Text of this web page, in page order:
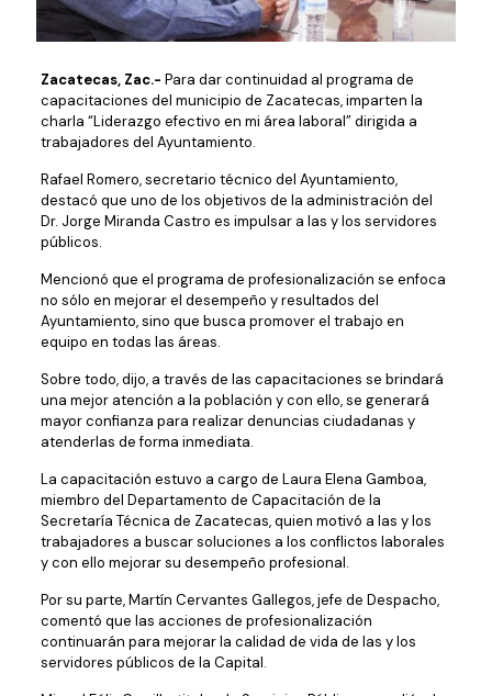
Zacatecas, Zac.- Para dar continuidad al programa de
capacitaciones del municipio de Zacatecas, imparten la
charla “Liderazgo efectivo en mi área laboral” dirigida a
trabajadores del Ayuntamiento.
Rafael Romero, secretario técnico del Ayuntamiento,
destacó que uno de los objetivos de la administración del
Dr. Jorge Miranda Castro es impulsar a las y los servidores
públicos.
Mencionó que el programa de profesionalización se enfoca
no sólo en mejorar el desempeño y resultados del
Ayuntamiento, sino que busca promover el trabajo en
equipo en todas las áreas.
Sobre todo, dijo, a través de las capacitaciones se brindará
una mejor atención a la población y con ello, se generará
mayor confianza para realizar denuncias ciudadanas y
atenderlas de forma inmediata.
La capacitación estuvo a cargo de Laura Elena Gamboa,
miembro del Departamento de Capacitación de la
Secretaría Técnica de Zacatecas, quien motivó a las y los
trabajadores a buscar soluciones a los conflictos laborales
y con ello mejorar su desempeño profesional.
Por su parte, Martín Cervantes Gallegos, jefe de Despacho,
comentó que las acciones de profesionalización
continuarán para mejorar la calidad de vida de las y los
servidores públicos de la Capital.